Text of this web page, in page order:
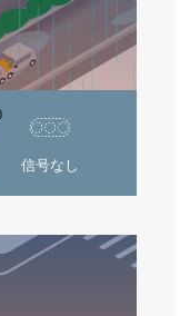
信号なし